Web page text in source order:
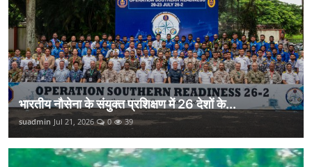
भारतीय नौसेना के संयुक्त प्रशिक्षण में 26 देशों के...
suadmin Jul 21, 2026 0 39